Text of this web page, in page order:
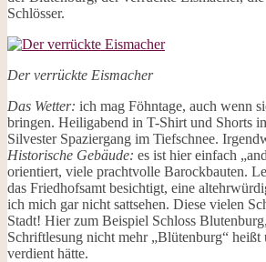
Schlösser.
Der verrückte Eismacher
Das Wetter: ich mag Föhntage, auch wenn
bringen. Heiligabend in T-Shirt und Shorts
Silvester Spaziergang im Tiefschnee.
Historische Gebäude: es ist hier einfach
orientiert, viele prachtvolle Barockbauten.
das Friedhofsamt besichtigt, eine
ich mich gar nicht sattsehen. Diese vielen
Stadt! Hier zum Beispiel Schloss
Schriftlesung nicht mehr „Blütenburg“ heißt
verdient hätte.